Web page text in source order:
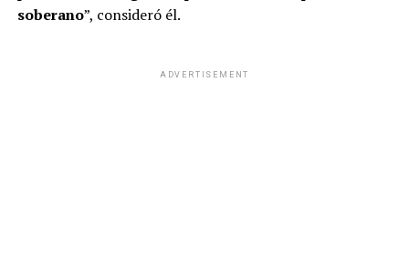
soberano”, consideró él.
ADVERTISEMENT